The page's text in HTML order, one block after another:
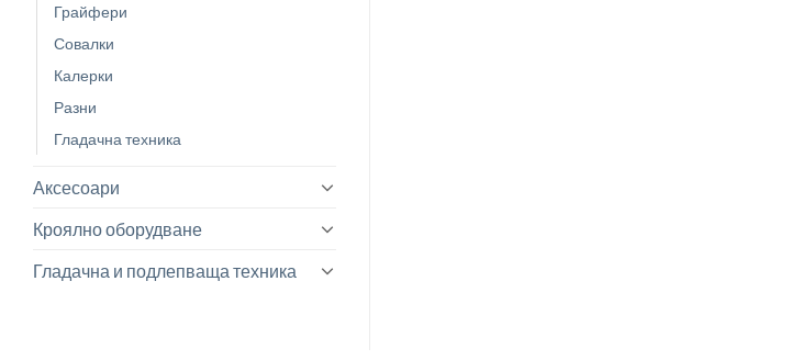
Грайфери
Совалки
Калерки
Разни
Гладачна техника
Аксесоари
Кроялно оборудване
Гладачна и подлепваща техника